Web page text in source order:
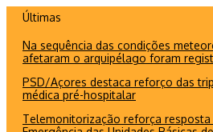
conteúdo
Últimas
Na sequência das condições
afetaram o arquipélago foram
PSD/Açores destaca reforço das
médica pré-hospitalar
Telemonitorização reforça resposta